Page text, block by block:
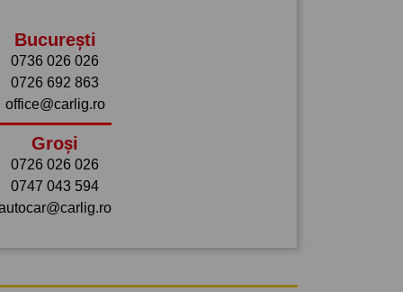
București
0736 026 026
0726 692 863
office@carlig.ro
Groși
0726 026 026
0747 043 594